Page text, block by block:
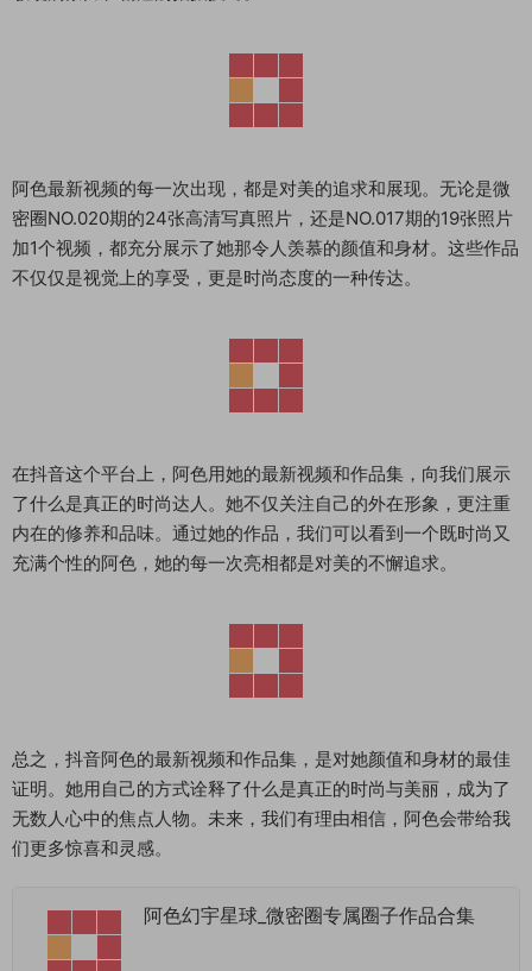
阿色最新视频的每一次出现，都是对美的追求和展现。无论是微
密圈NO.020期的24张高清写真照片，还是NO.017期的19张照片
加1个视频，都充分展示了她那令人羡慕的颜值和身材。这些作品
不仅仅是视觉上的享受，更是时尚态度的一种传达。
在抖音这个平台上，阿色用她的最新视频和作品集，向我们展示
了什么是真正的时尚达人。她不仅关注自己的外在形象，更注重
内在的修养和品味。通过她的作品，我们可以看到一个既时尚又
充满个性的阿色，她的每一次亮相都是对美的不懈追求。
总之，抖音阿色的最新视频和作品集，是对她颜值和身材的最佳
证明。她用自己的方式诠释了什么是真正的时尚与美丽，成为了
无数人心中的焦点人物。未来，我们有理由相信，阿色会带给我
们更多惊喜和灵感。
阿色幻宇星球_微密圈专属圈子作品合集